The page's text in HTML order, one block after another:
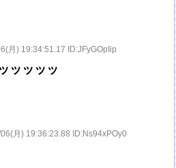
月) 19:34:51.17 ID:JFyGOpIip
ッッッッ
月) 19:36:23.88 ID:Ns94xPOy0